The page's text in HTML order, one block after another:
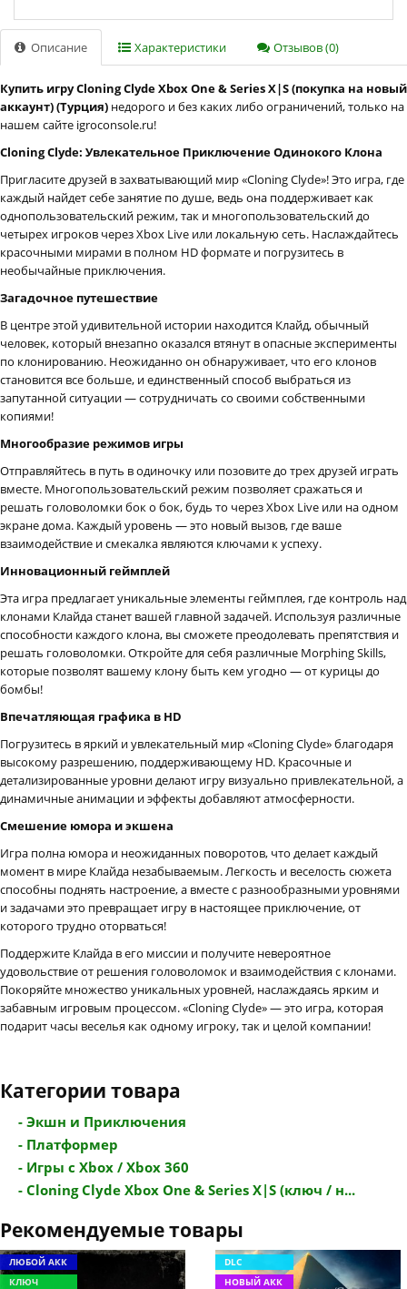
Описание Характеристики Отзывов (0)
Купить игру Cloning Clyde Xbox One & Series X|S (покупка на новый
аккаунт) (Турция) недорого и без каких либо ограничений, только на
нашем сайте igroconsole.ru!
Cloning Clyde: Увлекательное Приключение Одинокого Клона
Пригласите друзей в захватывающий мир «Cloning Clyde»! Это игра, где
каждый найдет себе занятие по душе, ведь она поддерживает как
однопользовательский режим, так и многопользовательский до
четырех игроков через Xbox Live или локальную сеть. Наслаждайтесь
красочными мирами в полном HD формате и погрузитесь в
необычайные приключения.
Загадочное путешествие
В центре этой удивительной истории находится Клайд, обычный
человек, который внезапно оказался втянут в опасные эксперименты
по клонированию. Неожиданно он обнаруживает, что его клонов
становится все больше, и единственный способ выбраться из
запутанной ситуации — сотрудничать со своими собственными
копиями!
Многообразие режимов игры
Отправляйтесь в путь в одиночку или позовите до трех друзей играть
вместе. Многопользовательский режим позволяет сражаться и
решать головоломки бок о бок, будь то через Xbox Live или на одном
экране дома. Каждый уровень — это новый вызов, где ваше
взаимодействие и смекалка являются ключами к успеху.
Инновационный геймплей
Эта игра предлагает уникальные элементы геймплея, где контроль над
клонами Клайда станет вашей главной задачей. Используя различные
способности каждого клона, вы сможете преодолевать препятствия и
решать головоломки. Откройте для себя различные Morphing Skills,
которые позволят вашему клону быть кем угодно — от курицы до
бомбы!
Впечатляющая графика в HD
Погрузитесь в яркий и увлекательный мир «Cloning Clyde» благодаря
высокому разрешению, поддерживающему HD. Красочные и
детализированные уровни делают игру визуально привлекательной, а
динамичные анимации и эффекты добавляют атмосферности.
Смешение юмора и экшена
Игра полна юмора и неожиданных поворотов, что делает каждый
момент в мире Клайда незабываемым. Легкость и веселость сюжета
способны поднять настроение, а вместе с разнообразными уровнями
и задачами это превращает игру в настоящее приключение, от
которого трудно оторваться!
Поддержите Клайда в его миссии и получите невероятное
удовольствие от решения головоломок и взаимодействия с клонами.
Покоряйте множество уникальных уровней, наслаждаясь ярким и
забавным игровым процессом. «Cloning Clyde» — это игра, которая
подарит часы веселья как одному игроку, так и целой компании!
Категории товара
- Экшн и Приключения
- Платформер
- Игры с Xbox / Xbox 360
- Cloning Clyde Xbox One & Series X|S (ключ / н...
Рекомендуемые товары
ЛЮБОЙ АКК
КЛЮЧ
DLC
НОВЫЙ АКК